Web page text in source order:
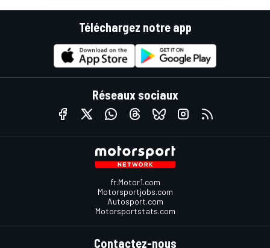
Téléchargez notre app
Réseaux sociaux
fr.Motor1.com
Motorsportjobs.com
Autosport.com
Motorsportstats.com
Contactez-nous